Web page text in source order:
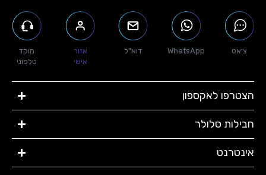
צ׳אט WhatsApp דוא”ל
אזור
אישי
מוקד
טלפוני
הצטרפו לאקספון
חבילות סלולר​
אינטרנט​